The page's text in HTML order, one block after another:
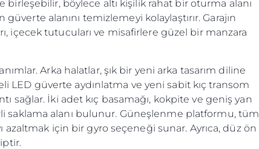
böylece altı kişilik rahat bir oturma alanı
alanını temizlemeyi kolaylaştırır. Garajın
içecek tutucuları ve misafirlere güzel bir manzara
Arka halatlar, şık bir yeni arka tasarım diline
LED güverte aydınlatma ve yeni sabit kıç transom
İki adet kıç basamağı, kokpite ve geniş yan
saklama alanı bulunur. Güneşlenme platformu, tüm
için bir gyro seçeneği sunar. Ayrıca, düz ön